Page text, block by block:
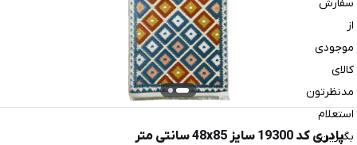
سفارش
از
موجودی
کالای
مدنظرتون
استعلام
بگیرین
پادری کد 19300 سایز 48x85 سانتی متر